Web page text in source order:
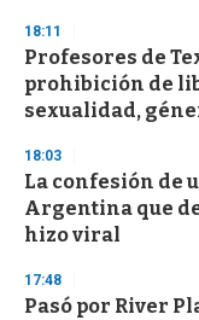
18:11
Profesores de
prohibición de
sexualidad,
18:03
La confesión de
Argentina que
hizo viral
17:48
Pasó por River